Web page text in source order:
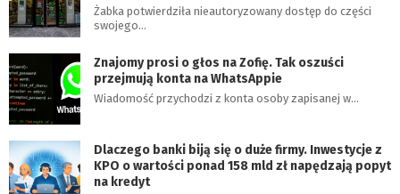
Żabka potwierdziła nieautoryzowany dostęp do części
swojego…
Znajomy prosi o głos na Zofię. Tak oszuści
przejmują konta na WhatsAppie
Wiadomość przychodzi z konta osoby zapisanej w…
Dlaczego banki biją się o duże firmy. Inwestycje z
KPO o wartości ponad 158 mld zł napędzają popyt
na kredyt